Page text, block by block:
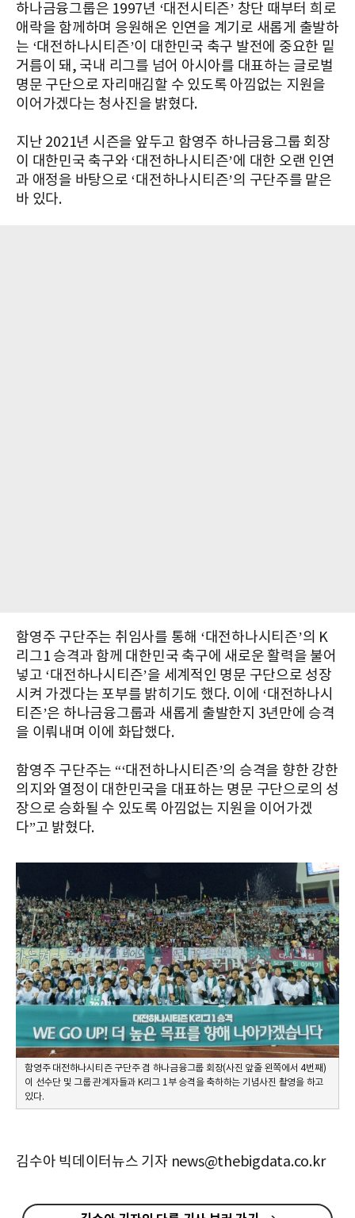
하나금융그룹은 1997년 ‘대전시티즌’ 창단 때부터 희로
애락을 함께하며 응원해온 인연을 계기로 새롭게 출발하
는 ‘대전하나시티즌’이 대한민국 축구 발전에 중요한 밑
거름이 돼, 국내 리그를 넘어 아시아를 대표하는 글로벌
명문 구단으로 자리매김할 수 있도록 아낌없는 지원을
이어가겠다는 청사진을 밝혔다.
지난 2021년 시즌을 앞두고 함영주 하나금융그룹 회장
이 대한민국 축구와 ‘대전하나시티즌’에 대한 오랜 인연
과 애정을 바탕으로 ‘대전하나시티즌’의 구단주를 맡은
바 있다.
함영주 구단주는 취임사를 통해 ‘대전하나시티즌’의 K
리그1 승격과 함께 대한민국 축구에 새로운 활력을 불어
넣고 ‘대전하나시티즌’을 세계적인 명문 구단으로 성장
시켜 가겠다는 포부를 밝히기도 했다. 이에 ‘대전하나시
티즌’은 하나금융그룹과 새롭게 출발한지 3년만에 승격
을 이뤄내며 이에 화답했다.
함영주 구단주는 “‘대전하나시티즌’의 승격을 향한 강한
의지와 열정이 대한민국을 대표하는 명문 구단으로의 성
장으로 승화될 수 있도록 아낌없는 지원을 이어가겠
다”고 밝혔다.
함영주 대전하나시티즌 구단주 겸 하나금융그룹 회장(사진 앞줄 왼쪽에서 4번째)
이 선수단 및 그룹 관계자들과 K리그 1부 승격을 축하하는 기념사진 촬영을 하고
있다.
김수아 빅데이터뉴스 기자 news@thebigdata.co.kr